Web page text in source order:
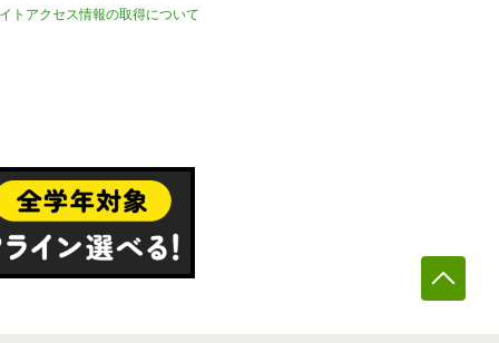
トアクセス情報の取得について